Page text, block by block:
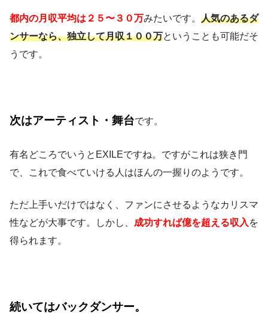
都内の月収平均は２５〜３０万みたいです。 人気のあるダ
ンサーなら、独立して月収１００万ということも可能だそ
うです。
次はアーティスト・舞台です。
有名どころでいうとEXILEですね。ですがこれは狭き門
で、これで食べていける人はほんの一握りのようです。
ただ上手いだけではなく、ファンにさせるようなカリスマ
性などが大事です。しかし、 成功すれば億を超える収入 を
得られます。
続いてはバックダンサー。